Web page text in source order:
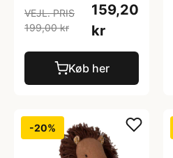
VEJL. PRIS
199,00 kr
159,20
kr
Køb her
-20%